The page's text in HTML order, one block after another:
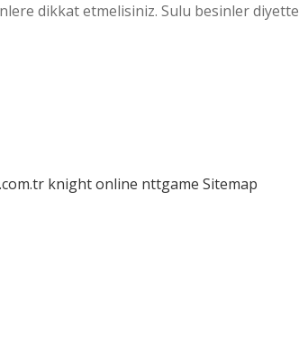
dikkat etmelisiniz. Sulu besinler diyette
knight online nttgame Sitemap